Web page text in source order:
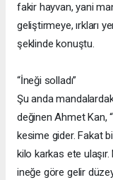
fakir hayvan, yani
geliştirmeye, ırkları
şeklinde konuştu.
“İneği solladı”
Şu anda
değinen Ahmet Kan,
kesime gider. Fakat
kilo karkas ete
ineğe göre gelir